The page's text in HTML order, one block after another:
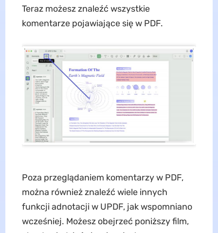
Teraz możesz znaleźć wszystkie
komentarze pojawiające się w PDF.
Poza przeglądaniem komentarzy w PDF,
można również znaleźć wiele innych
funkcji adnotacji w UPDF, jak wspomniano
wcześniej. Możesz obejrzeć poniższy film,